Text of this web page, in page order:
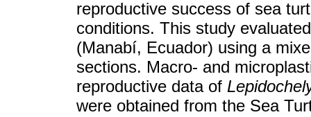
reproductive success of sea
conditions. This study
(Manabí, Ecuador) using a
sections. Macro- and
reproductive data of
were obtained from the Sea